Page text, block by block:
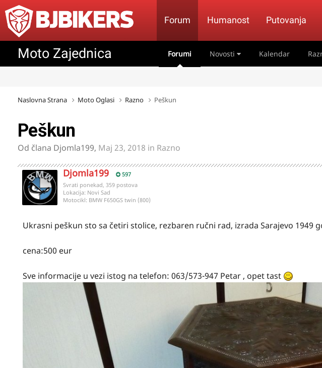
Forum Humanost Putovanja
Moto Zajednica Forumi Novosti Kalendar
Naslovna Strana Moto Oglasi Razno Peškun
Peškun
Od člana Djomla199, Maj 23, 2018 in Razno
Djomla199 597
Svrati ponekad, 359 postova
Lokacija: Novi Sad
Motocikl: BMW F650GS twin (800)
Ukrasni peškun sto sa četiri stolice, rezbaren ručni rad, izrada Sarajevo 1949
cena:500 eur
Sve informacije u vezi istog na telefon: 063/573-947 Petar , opet tast